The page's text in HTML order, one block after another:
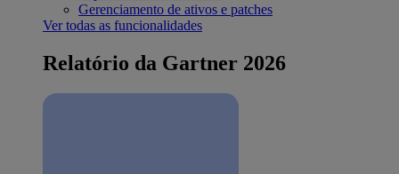
Gerenciamento de ativos e patches
Ver todas as funcionalidades
Relatório da Gartner 2026